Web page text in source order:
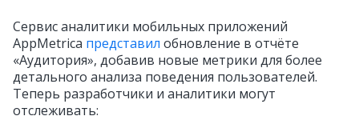
Сервис аналитики мобильных приложений
AppMetrica представил обновление в отчёте
«Аудитория», добавив новые метрики для более
детального анализа поведения пользователей.
Теперь разработчики и аналитики могут
отслеживать: